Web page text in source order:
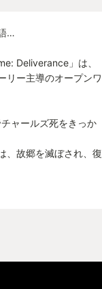
…
Deliverance」は、
リー主導のオープンワ
ャールズ死をきっか
、故郷を滅ぼされ、復